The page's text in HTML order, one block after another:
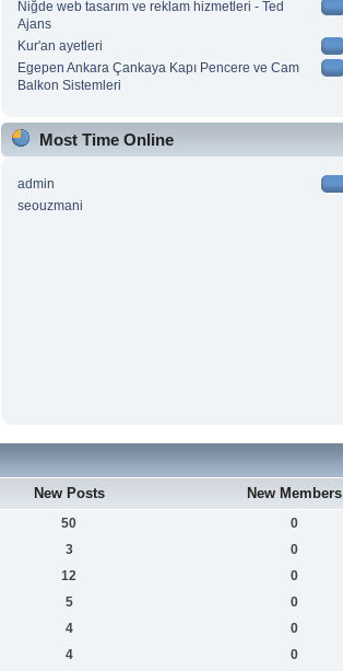
Niğde web tasarım ve reklam hizmetleri - Ted
Ajans
Kur'an ayetleri
Egepen Ankara Çankaya Kapı Pencere ve Cam
Balkon Sistemleri
Most Time Online
admin
seouzmani
New Posts New Members
50 0
3 0
12 0
5 0
4 0
4 0